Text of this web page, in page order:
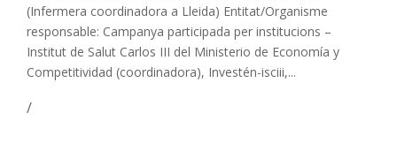
(Infermera coordinadora a Lleida) Entitat/Organisme
responsable: Campanya participada per institucions –
Institut de Salut Carlos III del Ministerio de Economía y
Competitividad (coordinadora), Investén-isciii,...